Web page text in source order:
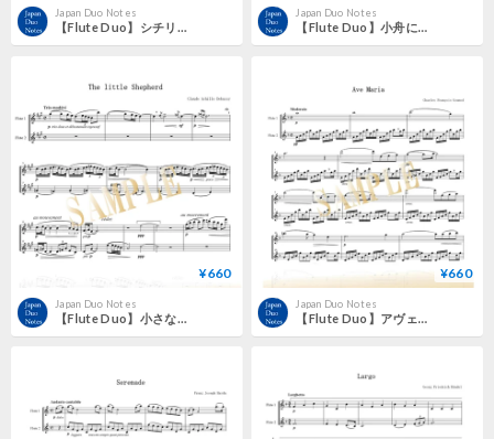
Japan Duo Notes
【Flute Duo】シチリアーノ BWV 1031／ヨハン・セバスティアン・バッハ
Japan Duo Notes
【Flute Duo】小舟にて（En Bateau）／クロード・ドビュッシー
¥660
Japan Duo Notes
【Flute Duo】小さな羊飼い（Le Petit Berger）／クロード・ドビュッシー
¥660
Japan Duo Notes
【Flute Duo】アヴェ・マリア（Ave Maria）／シャルル・グノー